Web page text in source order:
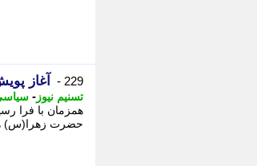
229 - آغاز
تسنیم نیوز -
همزمان با فرا
حضرت زهرا(س)